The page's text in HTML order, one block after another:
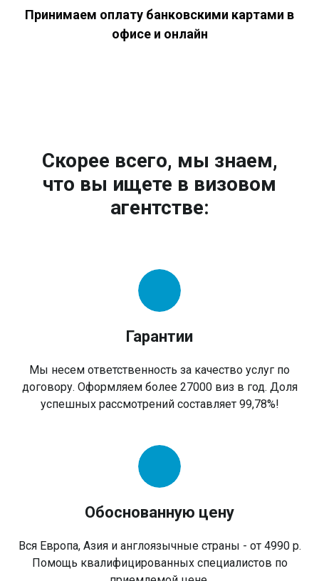
Принимаем оплату банковскими картами в
офисе и онлайн
Скорее всего, мы знаем,
что вы ищете в визовом
агентстве:
Гарантии
Мы несем ответственность за качество услуг по
договору. Оформляем более 27000 виз в год. Доля
успешных рассмотрений составляет 99,78%!
Обоснованную цену
Вся Европа, Азия и англоязычные страны - от 4990 р.
Помощь квалифицированных специалистов по